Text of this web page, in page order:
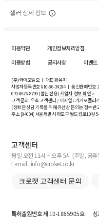
셀러 상세 정보
이용약관 개인정보처리방침
이용방법
공지사항 이벤트
(주)와이오엘오 ㅣ 대표 황유미
사업자등록번호610-86-34204ㅣ 통신판매번호
070-8676-8799 (발신 전용)사업자 정보 확인 >
고객 문의: 우측 고객센터 / 이메일 / 카카오플러
(정확한 상담 기록을 위해 유선상 문의는 접수받
주소 [04004] 서울특별시 마포구 월드컵로10길
고객센터
평일 오전 11시 ~ 오후 5시 (주말, 공휴
E-mail : info@croket.co.kr
크로켓 고객센터 문의
특허출원번호제 10-1865905호